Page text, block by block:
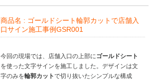
商品名 : ゴールドシート輪郭カットで店舗入
口サイン施工事例GSR001
今回の現場では、店舗入口の上部にゴールドシート
を使った文字サインを施工しました。デザインは文
字のみを輪郭カットで切り抜いたシンプルな構成